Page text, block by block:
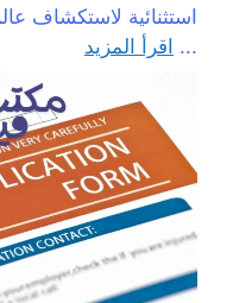
استثنائية لاستكشاف
... اقرأ المزيد